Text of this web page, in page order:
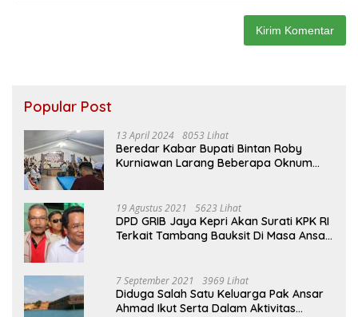
Popular Post
13 April 2024 8053 Lihat
Beredar Kabar Bupati Bintan Roby
Kurniawan Larang Beberapa Oknum
19 Agustus 2021 5623 Lihat
DPD GRIB Jaya Kepri Akan Surati KPK RI
Terkait Tambang Bauksit Di Masa Ansar
7 September 2021 3969 Lihat
Diduga Salah Satu Keluarga Pak Ansar
Ahmad Ikut Serta Dalam Aktivitas